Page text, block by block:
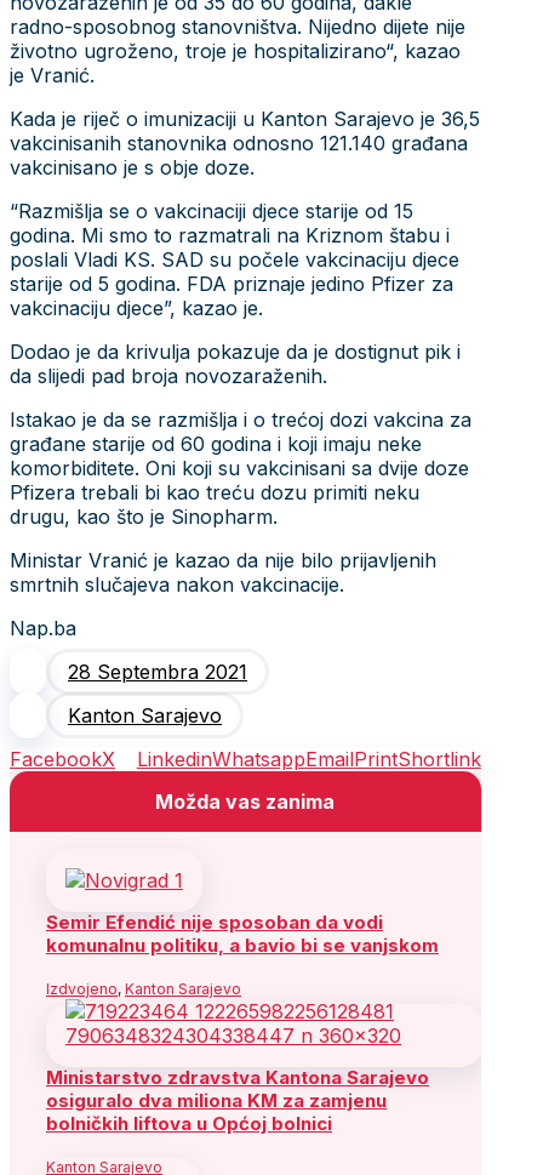
radno-sposobnog stanovništva. Nijedno dijete nije
životno ugroženo, troje je hospitalizirano“, kazao
je Vranić.
Kada je riječ o imunizaciji u Kanton Sarajevo je 36,5
vakcinisanih stanovnika odnosno 121.140 građana
vakcinisano je s obje doze.
“Razmišlja se o vakcinaciji djece starije od 15
godina. Mi smo to razmatrali na Kriznom štabu i
poslali Vladi KS. SAD su počele vakcinaciju djece
starije od 5 godina. FDA priznaje jedino Pfizer za
vakcinaciju djece”, kazao je.
Dodao je da krivulja pokazuje da je dostignut pik i
da slijedi pad broja novozaraženih.
Istakao je da se razmišlja i o trećoj dozi vakcina za
građane starije od 60 godina i koji imaju neke
komorbiditete. Oni koji su vakcinisani sa dvije doze
Pfizera trebali bi kao treću dozu primiti neku
drugu, kao što je Sinopharm.
Ministar Vranić je kazao da nije bilo prijavljenih
smrtnih slučajeva nakon vakcinacije.
Nap.ba
28 Septembra 2021
Kanton Sarajevo
FacebookX LinkedinWhatsappEmailPrintShortlink
Možda vas zanima
Semir Efendić nije sposoban da vodi
komunalnu politiku, a bavio bi se vanjskom
Izdvojeno, Kanton Sarajevo
Ministarstvo zdravstva Kantona Sarajevo
osiguralo dva miliona KM za zamjenu
bolničkih liftova u Općoj bolnici
Kanton Sarajevo